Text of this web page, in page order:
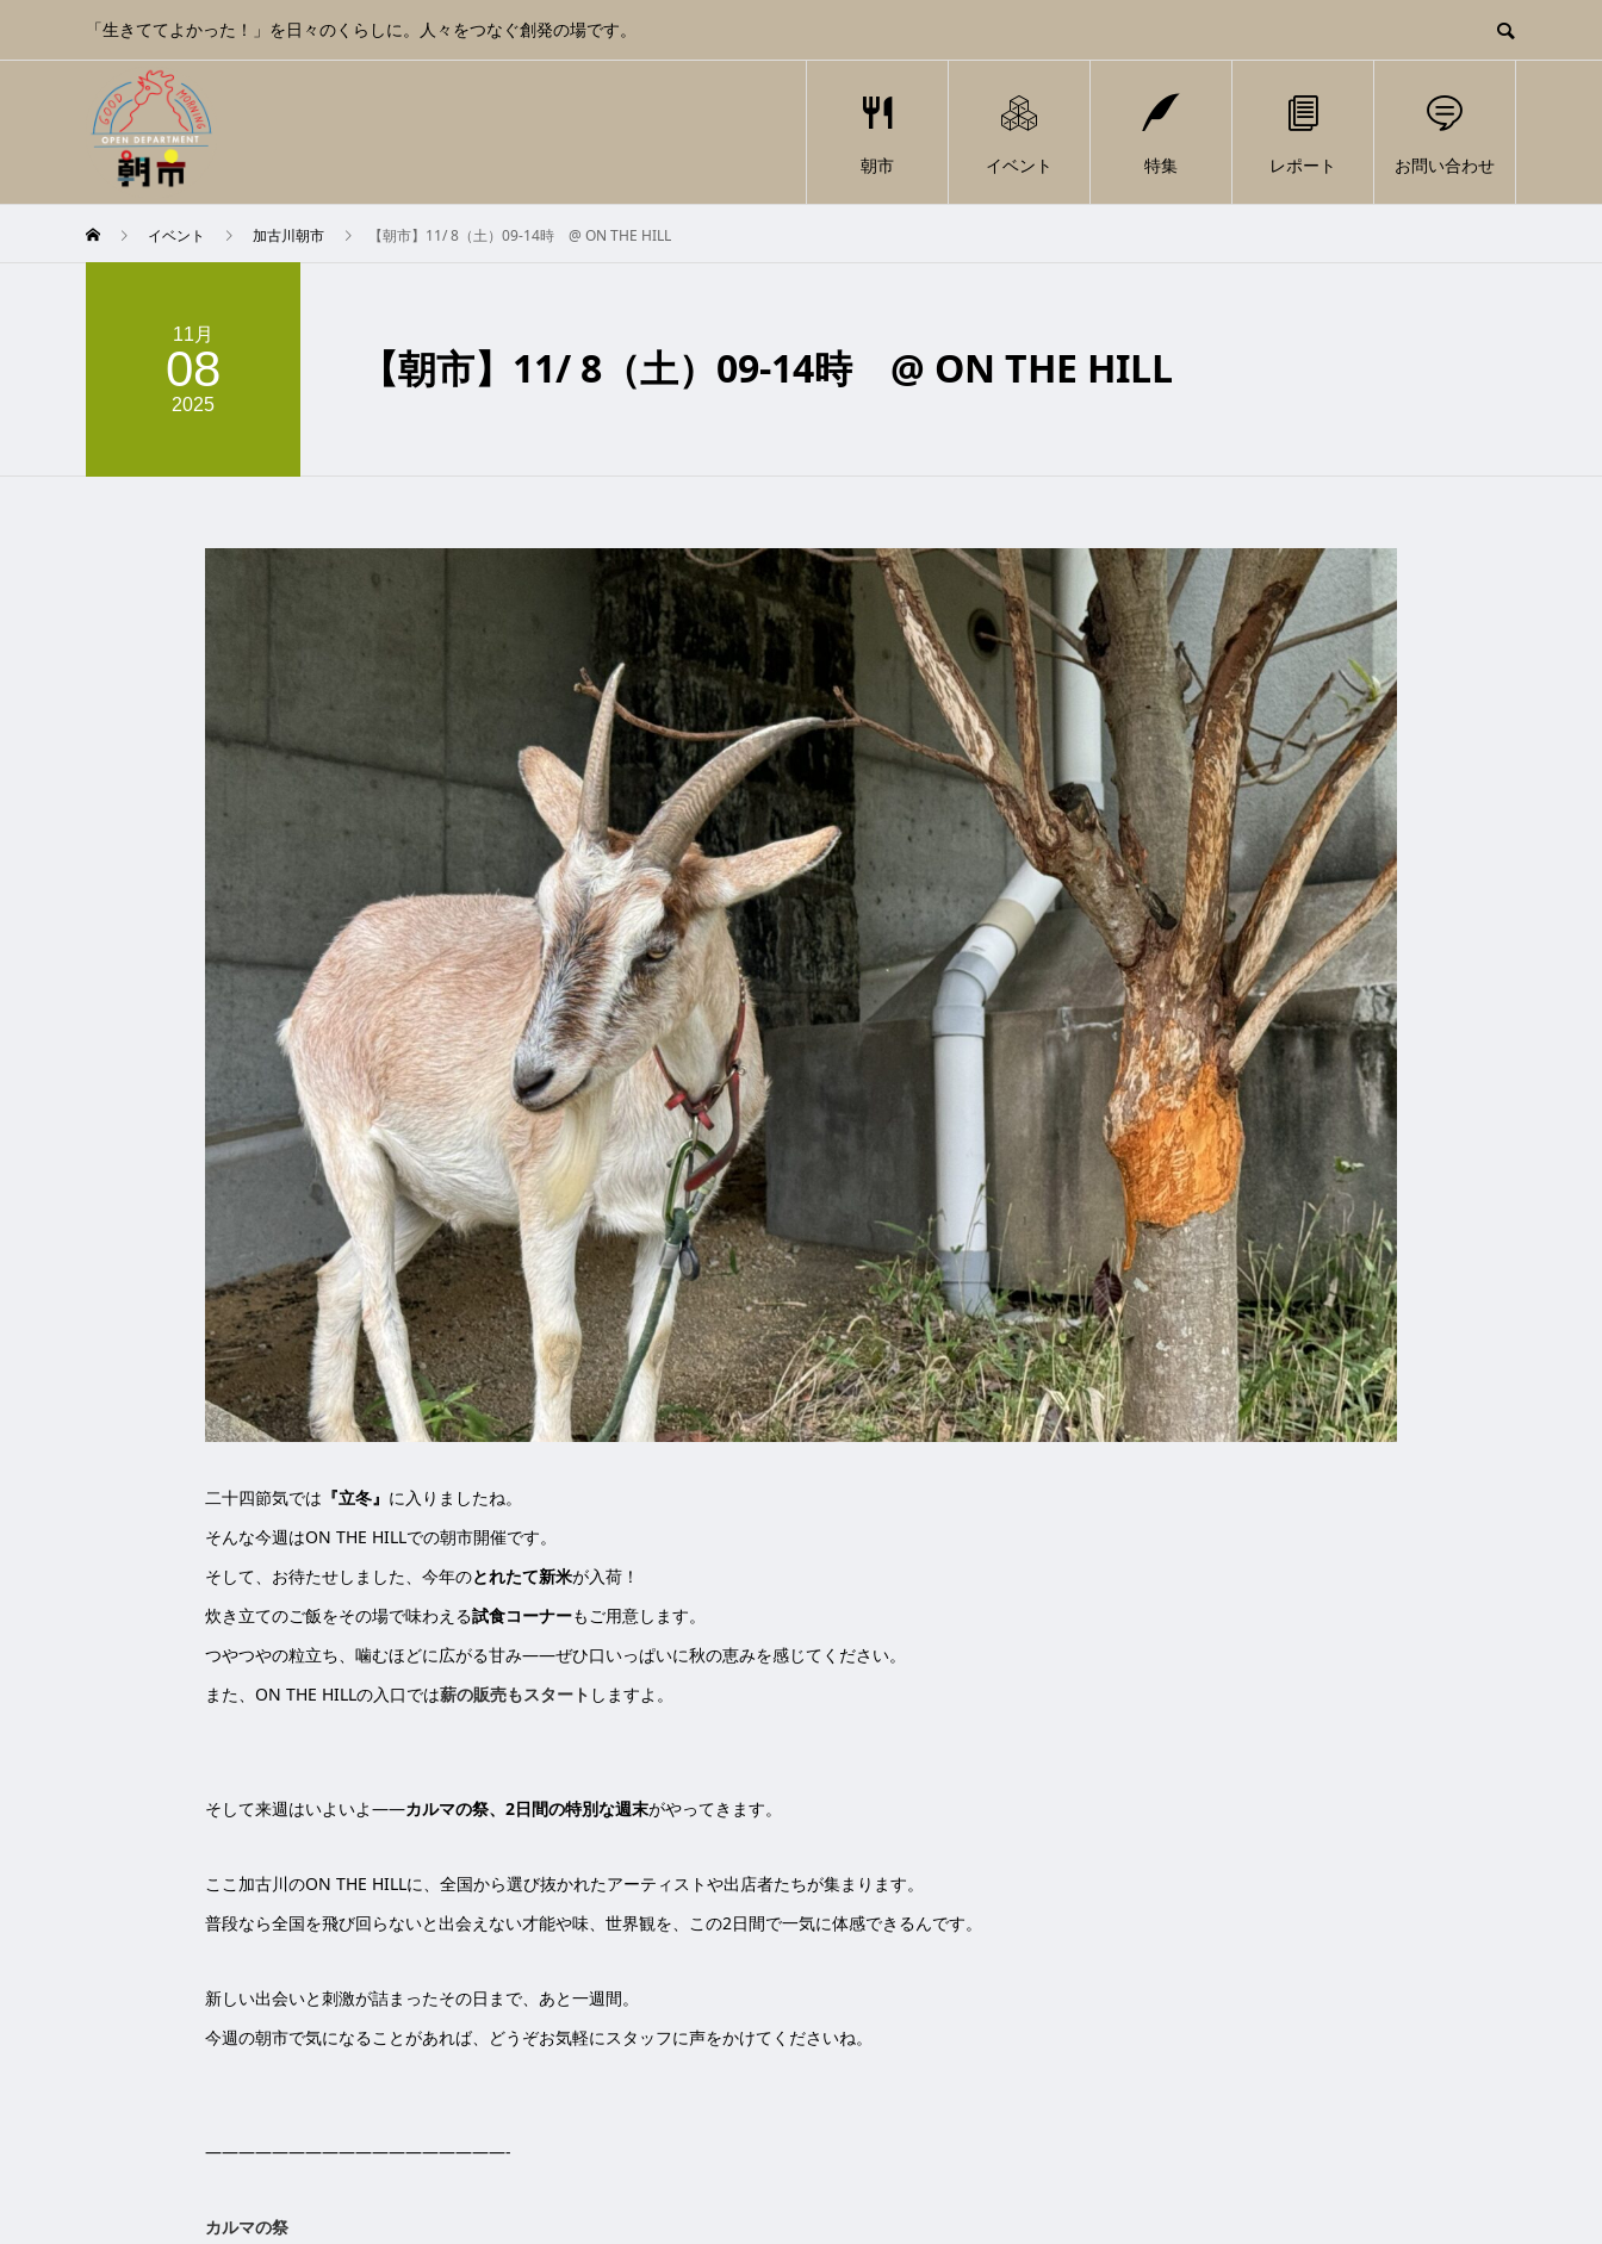
「生きててよかった！」を日々のくらしに。人々をつなぐ創発の場です。
朝市 イベント 特集 レポート お問い合わせ
イベント 加古川朝市 【朝市】11/ 8（土）09-14時 @ ON THE HILL
11月
08
2025
【朝市】11/ 8（土）09-14時 @ ON THE HILL
二十四節気では 『立冬』 に入りましたね。
そんな今週はON THE HILLでの朝市開催です。
そして、お待たせしました、今年のとれたて新米が入荷！
炊き立てのご飯をその場で味わえる試食コーナーもご用意します。
つやつやの粒立ち、噛むほどに広がる甘み――ぜひ口いっぱいに秋の恵みを感じてください。
また、ON THE HILLの入口では薪の販売もスタート しますよ。
そして来週はいよいよ――カルマの祭、2日間の特別な週末がやってきます。
ここ加古川のON THE HILLに、全国から選び抜かれたアーティストや出店者たちが集まります。
普段なら全国を飛び回らないと出会えない才能や味、世界観を、この2日間で一気に体感できるんです。
新しい出会いと刺激が詰まったその日まで、あと一週間。
今週の朝市で気になることがあれば、どうぞお気軽にスタッフに声をかけてくださいね。
——————————————————-
カルマの祭